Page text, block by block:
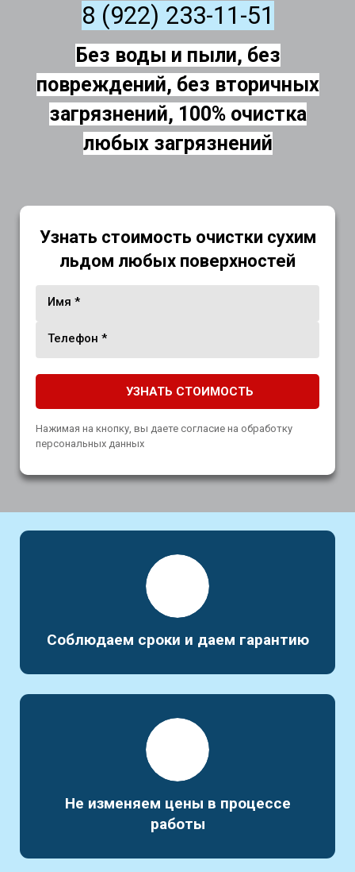
8 (922) 233-11-51
Без воды и пыли, без
повреждений, без вторичных
загрязнений, 100% очистка
любых загрязнений
Узнать стоимость очистки сухим
льдом любых поверхностей
Имя *
Телефон *
УЗНАТЬ СТОИМОСТЬ
Нажимая на кнопку, вы даете согласие на обработку
персональных данных
Соблюдаем сроки и даем гарантию
Не изменяем цены в процессе
работы